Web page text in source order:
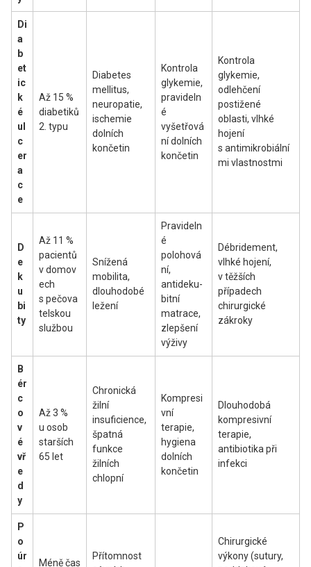
Di
a
b
et
ic
k
é
ul
c
er
a
c
e
Až 15 %
diabetiků
2. typu
Diabetes
mellitus,
neuropatie,
ischemie
dolních
končetin
Kontrola
glykemie,
pravideln
é
vyšetřová
ní dolních
končetin
Kontrola
glykemie,
odlehčení
postižené
oblasti, vlhké
hojení
s antimikrobiální
mi vlastnostmi
D
e
k
u
bi
ty
Až 11 %
pacientů
v domov
ech
s pečova
telskou
službou
Snížená
mobilita,
dlouhodobé
ležení
Pravideln
é
polohová
ní,
antideku-
bitní
matrace,
zlepšení
výživy
Débridement,
vlhké hojení,
v těžších
případech
chirurgické
zákroky
B
ér
c
o
v
é
vř
e
d
y
Až 3 %
u osob
starších
65 let
Chronická
žilní
insuficience,
špatná
funkce
žilních
chlopní
Kompresi
vní
terapie,
hygiena
dolních
končetin
Dlouhodobá
kompresivní
terapie,
antibiotika při
infekci
P
o
úr
Méně čas
Přítomnost
Chirurgické
výkony (sutury,